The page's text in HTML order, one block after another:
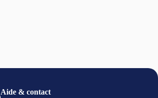
Aide & contact